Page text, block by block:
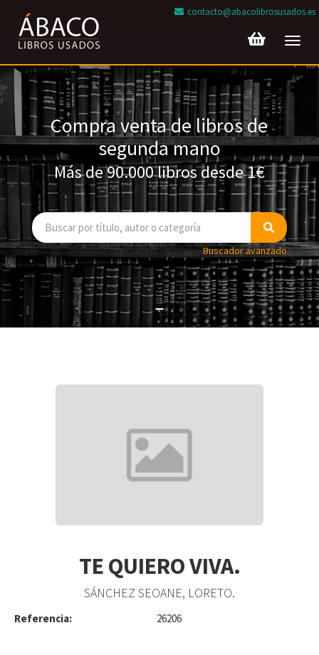
contacto@abacolibrosusados.es
Compra venta de libros de
segunda mano
Más de 90.000 libros desde 1€
Buscador avanzado
TE QUIERO VIVA.
SÁNCHEZ SEOANE, LORETO.
Referencia: 26206